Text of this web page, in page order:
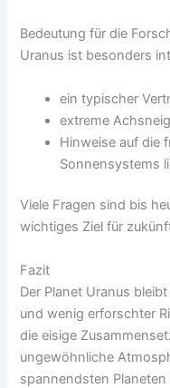
Bedeutung für die
Uranus ist besonders
ein typischer
extreme
Hinweise auf die
Sonnensystems
Viele Fragen sind bis
wichtiges Ziel für
Fazit
Der Planet Uranus
und wenig erforschter
die eisige
ungewöhnliche
spannendsten